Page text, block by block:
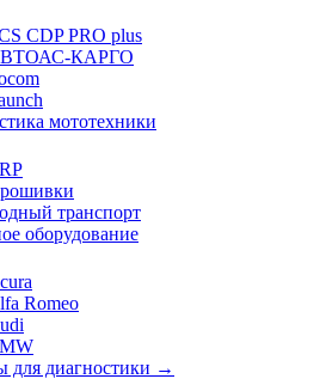
CDP PRO plus
КАРГО
мототехники
транспорт
оборудование
Romeo
для диагностики →